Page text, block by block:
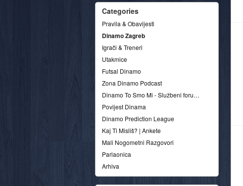
Categories
Pravila & Obavijesti
Dinamo Zagreb
Igrači & Treneri
Utakmice
Futsal Dinamo
Zona Dinamo Podcast
Dinamo To Smo Mi - Službeni forum udruge
Povijest Dinama
Dinamo Prediction League
Kaj Ti Misliš? | Ankete
Mali Nogometni Razgovori
Parlaonica
Arhiva